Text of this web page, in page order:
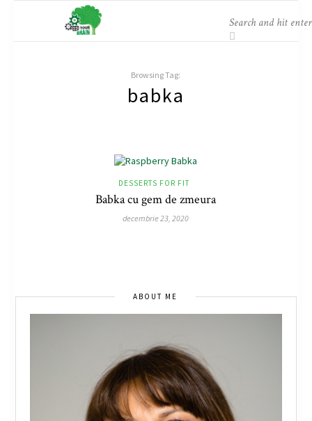
Browsing Tag:
babka
DESSERTS FOR FIT
Babka cu gem de zmeura
decembrie 23, 2020
ABOUT ME